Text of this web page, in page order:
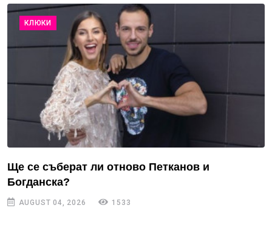
КЛЮКИ
Ще се съберат ли отново Петканов и
Богданска?
AUGUST 04, 2026 1533